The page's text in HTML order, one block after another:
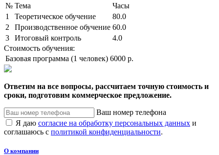
№ Тема
Часы
1
Теоретическое обучение
80.0
2
Производственное обучение 60.0
3
Итоговый контроль
4.0
Стоимость обучения:
Базовая программа (1 человек) 6000 р.
Ответим на все вопросы, рассчитаем точную стоимость и
сроки, подготовим коммерческое предложение.
Ваш номер телефона
Я даю согласие на обработку персональных данных и
соглашаюсь с политикой конфиденциальности.
О компании